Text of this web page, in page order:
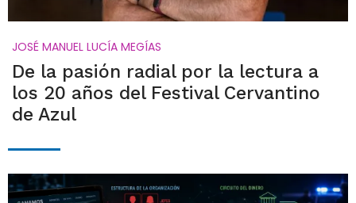
JOSÉ MANUEL LUCÍA MEGÍAS
De la pasión radial por la lectura a
los 20 años del Festival Cervantino
de Azul